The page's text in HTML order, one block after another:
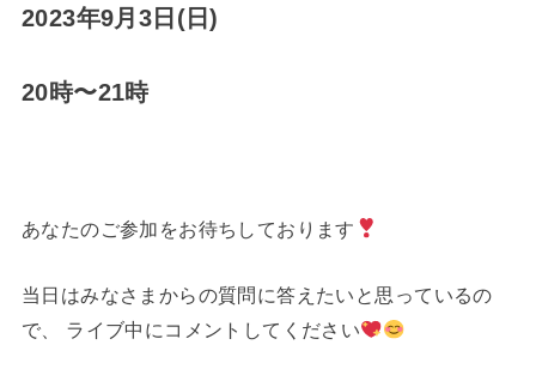
2023年9月3日(日)
20時〜21時
あなたのご参加をお待ちしております
当日はみなさまからの質問に答えたいと思っているの
で、 ライブ中にコメントしてください